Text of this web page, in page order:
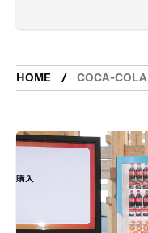
HOME COCA-COLA